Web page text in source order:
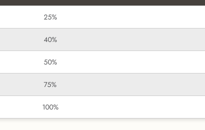
25%
40%
50%
75%
100%